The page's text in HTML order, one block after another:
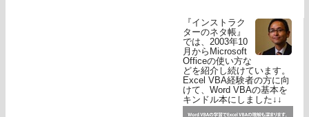
『インストラク
ターのネタ帳』
では、2003年10
月からMicrosoft
Officeの使い方な
どを紹介し続けています。
Excel VBA経験者の方に向
けて、Word VBAの基本を
キンドル本にしました↓↓